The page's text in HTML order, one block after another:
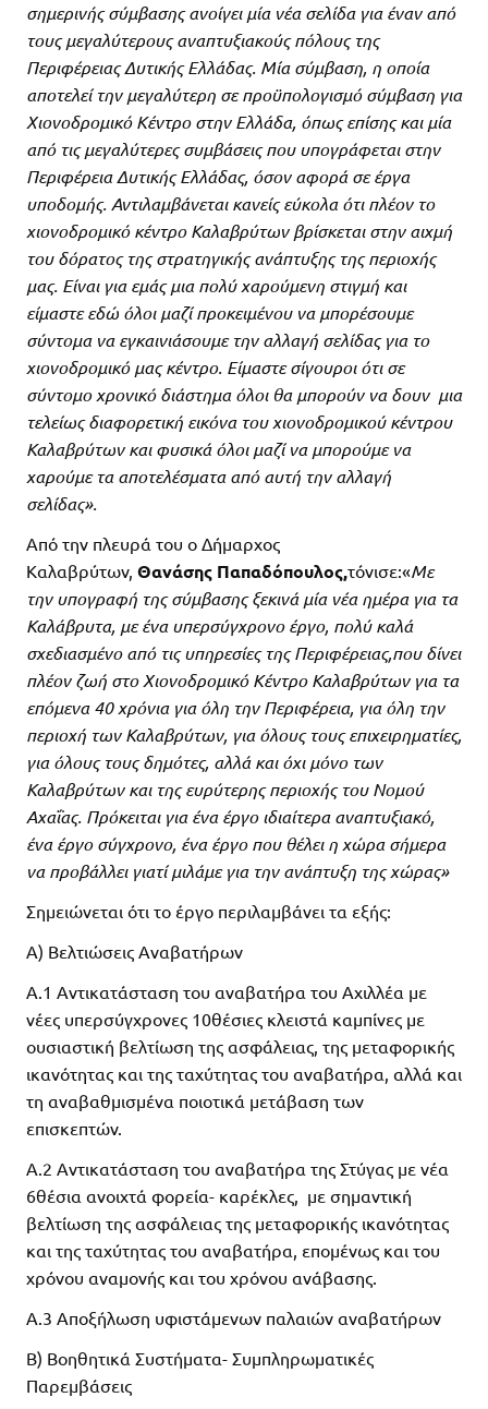
σημερινής σύμβασης ανοίγει μία νέα σελίδα για έναν από
τους μεγαλύτερους αναπτυξιακούς πόλους της
Περιφέρειας Δυτικής Ελλάδας. Μία σύμβαση, η οποία
αποτελεί την μεγαλύτερη σε προϋπολογισμό σύμβαση για
Χιονοδρομικό Κέντρο στην Ελλάδα, όπως επίσης και μία
από τις μεγαλύτερες συμβάσεις που υπογράφεται στην
Περιφέρεια Δυτικής Ελλάδας, όσον αφορά σε έργα
υποδομής. Αντιλαμβάνεται κανείς εύκολα ότι πλέον το
χιονοδρομικό κέντρο Καλαβρύτων βρίσκεται στην αιχμή
του δόρατος της στρατηγικής ανάπτυξης της περιοχής
μας. Είναι για εμάς μια πολύ χαρούμενη στιγμή και
είμαστε εδώ όλοι μαζί προκειμένου να μπορέσουμε
σύντομα να εγκαινιάσουμε την αλλαγή σελίδας για το
χιονοδρομικό μας κέντρο. Είμαστε σίγουροι ότι σε
σύντομο χρονικό διάστημα όλοι θα μπορούν να δουν μια
τελείως διαφορετική εικόνα του χιονοδρομικού κέντρου
Καλαβρύτων και φυσικά όλοι μαζί να μπορούμε να
χαρούμε τα αποτελέσματα από αυτή την αλλαγή
σελίδας».
Από την πλευρά του ο Δήμαρχος
Καλαβρύτων, Θανάσης Παπαδόπουλος,τόνισε:«Με
την υπογραφή της σύμβασης ξεκινά μία νέα ημέρα για τα
Καλάβρυτα, με ένα υπερσύγχρονο έργο, πολύ καλά
σχεδιασμένο από τις υπηρεσίες της Περιφέρειας,που δίνει
πλέον ζωή στο Χιονοδρομικό Κέντρο Καλαβρύτων για τα
επόμενα 40 χρόνια για όλη την Περιφέρεια, για όλη την
περιοχή των Καλαβρύτων, για όλους τους επιχειρηματίες,
για όλους τους δημότες, αλλά και όχι μόνο των
Καλαβρύτων και της ευρύτερης περιοχής του Νομού
Αχαΐας. Πρόκειται για ένα έργο ιδιαίτερα αναπτυξιακό,
ένα έργο σύγχρονο, ένα έργο που θέλει η χώρα σήμερα
να προβάλλει γιατί μιλάμε για την ανάπτυξη της χώρας»
Σημειώνεται ότι το έργο περιλαμβάνει τα εξής:
Α) Βελτιώσεις Αναβατήρων
Α.1 Αντικατάσταση του αναβατήρα του Αχιλλέα με
νέες υπερσύγχρονες 10θέσιες κλειστά καμπίνες με
ουσιαστική βελτίωση της ασφάλειας, της μεταφορικής
ικανότητας και της ταχύτητας του αναβατήρα, αλλά και
τη αναβαθμισμένα ποιοτικά μετάβαση των
επισκεπτών.
Α.2 Αντικατάσταση του αναβατήρα της Στύγας με νέα
6θέσια ανοιχτά φορεία- καρέκλες, με σημαντική
βελτίωση της ασφάλειας της μεταφορικής ικανότητας
και της ταχύτητας του αναβατήρα, επομένως και του
χρόνου αναμονής και του χρόνου ανάβασης.
Α.3 Αποξήλωση υφιστάμενων παλαιών αναβατήρων
Β) Βοηθητικά Συστήματα- Συμπληρωματικές
Παρεμβάσεις